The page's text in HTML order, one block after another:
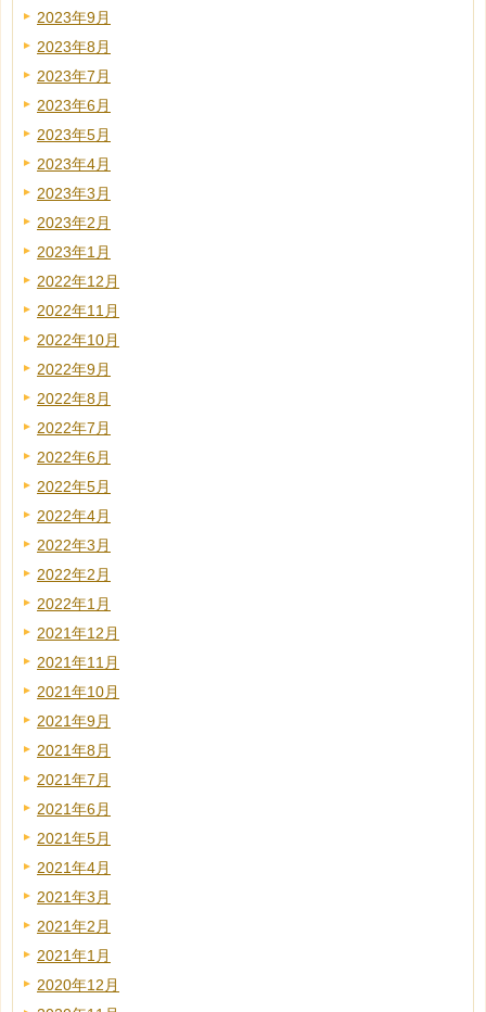
2023年9月
2023年8月
2023年7月
2023年6月
2023年5月
2023年4月
2023年3月
2023年2月
2023年1月
2022年12月
2022年11月
2022年10月
2022年9月
2022年8月
2022年7月
2022年6月
2022年5月
2022年4月
2022年3月
2022年2月
2022年1月
2021年12月
2021年11月
2021年10月
2021年9月
2021年8月
2021年7月
2021年6月
2021年5月
2021年4月
2021年3月
2021年2月
2021年1月
2020年12月